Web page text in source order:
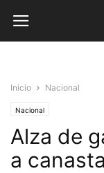
Inicio Nacional
Nacional
Alza de
a